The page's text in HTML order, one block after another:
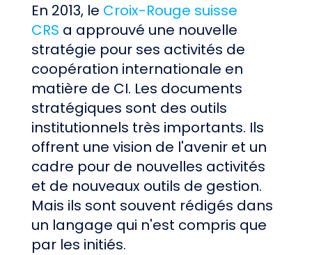
En 2013, le Croix-Rouge suisse
CRS a approuvé une nouvelle
stratégie pour ses activités de
coopération internationale en
matière de CI. Les documents
stratégiques sont des outils
institutionnels très importants. Ils
offrent une vision de l'avenir et un
cadre pour de nouvelles activités
et de nouveaux outils de gestion.
Mais ils sont souvent rédigés dans
un langage qui n'est compris que
par les initiés.